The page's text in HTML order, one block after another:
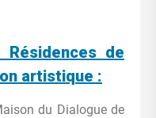
de
artistique :
du Dialogue de